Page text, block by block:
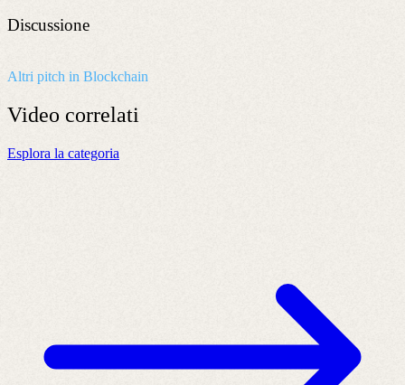
Discussione
Altri pitch in Blockchain
Video correlati
Esplora la categoria